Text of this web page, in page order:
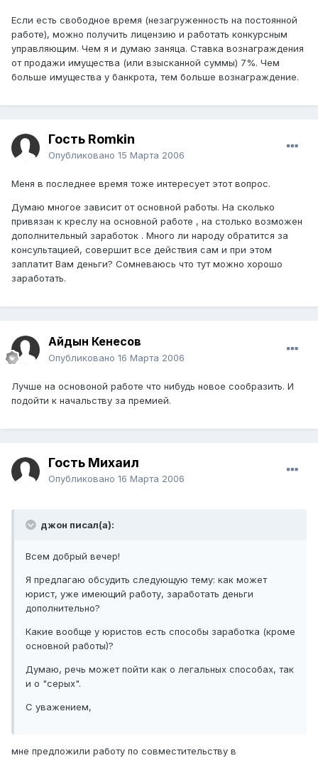
Если есть свободное время (незагруженность на постоянной
работе), можно получить лицензию и работать конкурсным
управляющим. Чем я и думаю заняца. Ставка вознаграждения
от продажи имущества (или взысканной суммы) 7%. Чем
больше имущества у банкрота, тем больше вознаграждение.
Гость Romkin
Опубликовано 15 Марта 2006
Меня в последнее время тоже интересует этот вопрос.
Думаю многое зависит от основной работы. На сколько
привязан к креслу на основной работе , на столько возможен
дополнительный заработок . Много ли народу обратится за
консультацией, совершит все действия сам и при этом
заплатит Вам деньги? Сомневаюсь что тут можно хорошо
заработать.
Айдын Кенесов
Опубликовано 16 Марта 2006
Лучше на основоной работе что нибудь новое сообразить. И
подойти к начальству за премией.
Гость Михаил
Опубликовано 16 Марта 2006
джон писал(а):
Всем добрый вечер!
Я предлагаю обсудить следующую тему: как может
юрист, уже имеющий работу, заработать деньги
дополнительно?
Какие вообще у юристов есть способы заработка (кроме
основной работы)?
Думаю, речь может пойти как о легальных способах, так
и о "серых".
С уважением,
мне предложили работу по совместительству в